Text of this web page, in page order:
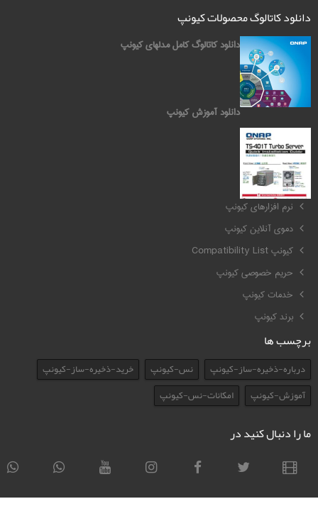
دانلود کاتالوگ محصولات کیونپ
دانلود کاتالوگ کامل مدلهای کیونپ
دانلود آموزش کیونپ
کیونپ QNAP
نرم افزارهای کیونپ
دموی آنلاین کیونپ
کیونپ Compatibility List
حریم خصوصی کیونپ
خدمات کیونپ
برند کیونپ
برچسب ها
درباره-ذخیره-ساز-کیونپ نس-کیونپ
خرید-ذخیره-ساز-کیونپ
آموزش-کیونپ
امکانات-نس-کیونپ
ما را دنبال کنید در